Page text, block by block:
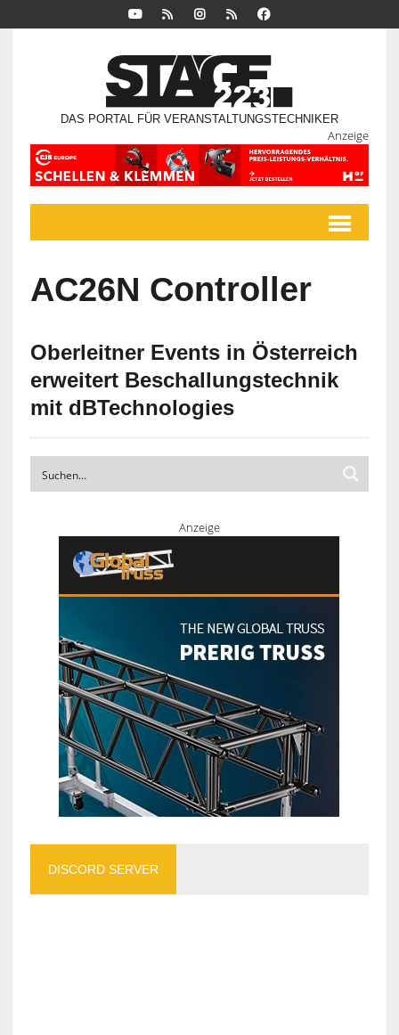
DAS PORTAL FÜR VERANSTALTUNGSTECHNIKER
Anzeige
AC26N Controller
Oberleitner Events in Österreich
erweitert Beschallungstechnik
mit dBTechnologies
Anzeige
DISCORD SERVER